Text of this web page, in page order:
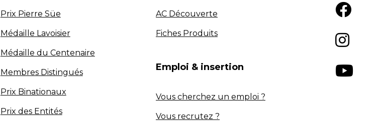
Prix Pierre Süe
Médaille Lavoisier
Médaille du Centenaire
Membres Distingués
Prix Binationaux
Prix des Entités
AC Découverte
Fiches Produits
Emploi & insertion
Vous cherchez un emploi ?
Vous recrutez ?